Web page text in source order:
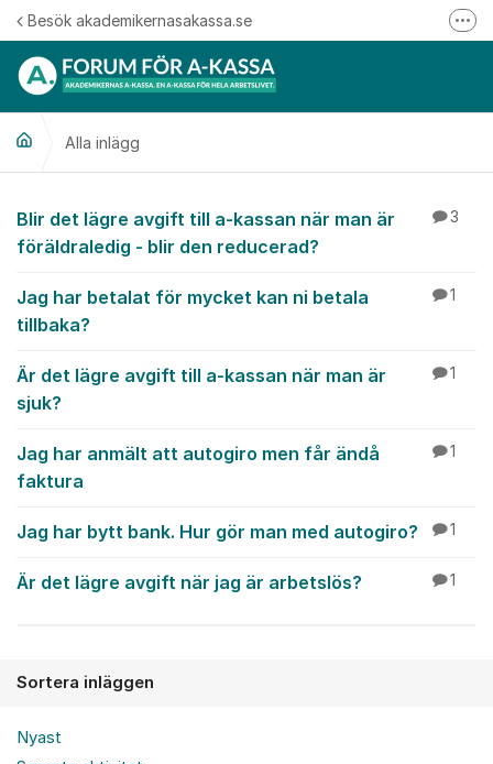
Hoppa till innehåll
Besök akademikernasakassa.se
Alla inlägg
Alla inlägg
Blir det lägre avgift till a-kassan när man är
föräldraledig - blir den reducerad?
3
Jag har betalat för mycket kan ni betala
tillbaka?
1
Är det lägre avgift till a-kassan när man är
sjuk?
1
Jag har anmält att autogiro men får ändå
faktura
1
Jag har bytt bank. Hur gör man med autogiro? 1
Är det lägre avgift när jag är arbetslös? 1
Sortera inläggen
Nyast